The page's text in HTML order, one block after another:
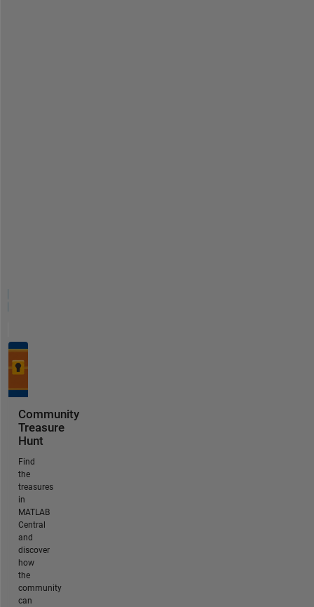
Community
Treasure
Hunt
Find
the
treasures
in
MATLAB
Central
and
discover
how
the
community
can